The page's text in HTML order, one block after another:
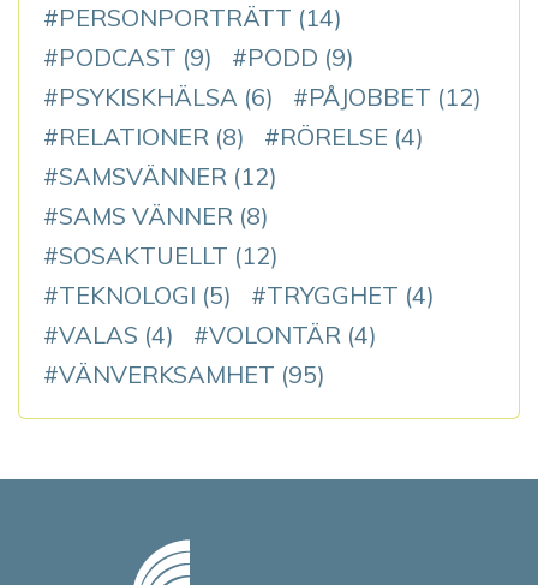
PERSONPORTRÄTT (14)
PODCAST (9) PODD (9)
PSYKISKHÄLSA (6) PÅJOBBET (12)
RELATIONER (8) RÖRELSE (4)
SAMSVÄNNER (12)
SAMS VÄNNER (8)
SOSAKTUELLT (12)
TEKNOLOGI (5) TRYGGHET (4)
VALAS (4) VOLONTÄR (4)
VÄNVERKSAMHET (95)